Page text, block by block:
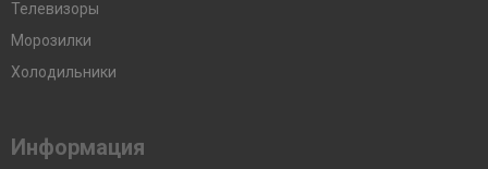
Телевизоры
Морозилки
Холодильники
Информация